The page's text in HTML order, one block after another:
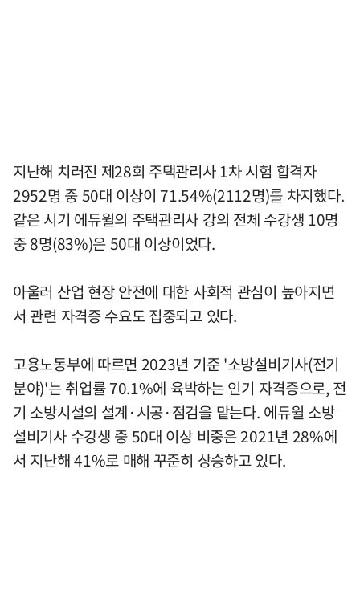
지난해 치러진 제28회 주택관리사 1차 시험 합격자
2952명 중 50대 이상이 71.54%(2112명)를 차지했다.
같은 시기 에듀윌의 주택관리사 강의 전체 수강생 10명
중 8명(83%)은 50대 이상이었다.
아울러 산업 현장 안전에 대한 사회적 관심이 높아지면
서 관련 자격증 수요도 집중되고 있다.
고용노동부에 따르면 2023년 기준 '소방설비기사(전기
분야)'는 취업률 70.1%에 육박하는 인기 자격증으로, 전
기 소방시설의 설계·시공·점검을 맡는다. 에듀윌 소방
설비기사 수강생 중 50대 이상 비중은 2021년 28%에
서 지난해 41%로 매해 꾸준히 상승하고 있다.